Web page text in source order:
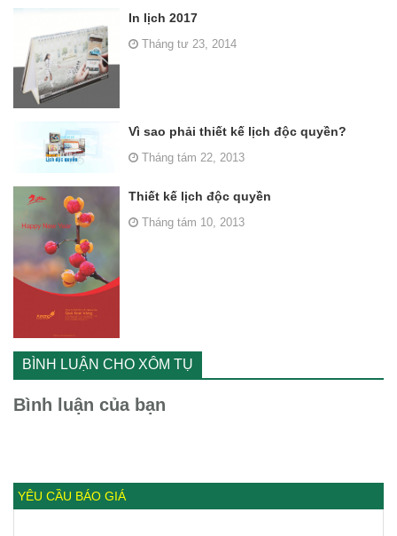
In lịch 2017
Tháng tư 23, 2014
Vì sao phải thiết kế lịch độc quyền?
Tháng tám 22, 2013
Thiết kế lịch độc quyền
Tháng tám 10, 2013
BÌNH LUẬN CHO XÔM TỤ
Bình luận của bạn
YÊU CẦU BÁO GIÁ